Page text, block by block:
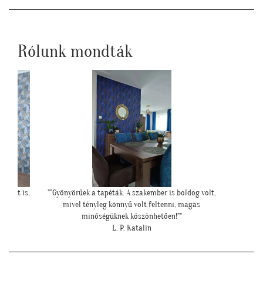
Rólunk mondták
volt,
"Meseszép lett a tapéta! Köszönöm a sok
segítséget"
T. Mariann